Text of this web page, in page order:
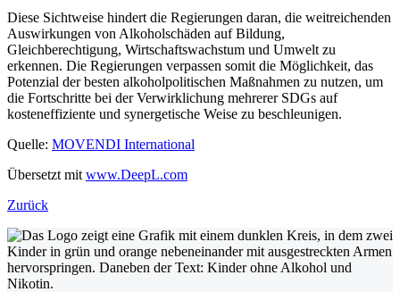
Diese Sichtweise hindert die Regierungen daran, die weitreichenden
Auswirkungen von Alkoholschäden auf Bildung,
Gleichberechtigung, Wirtschaftswachstum und Umwelt zu
erkennen. Die Regierungen verpassen somit die Möglichkeit, das
Potenzial der besten alkoholpolitischen Maßnahmen zu nutzen, um
die Fortschritte bei der Verwirklichung mehrerer SDGs auf
kosteneffiziente und synergetische Weise zu beschleunigen.
Quelle: MOVENDI International
Übersetzt mit www.DeepL.com
Zurück